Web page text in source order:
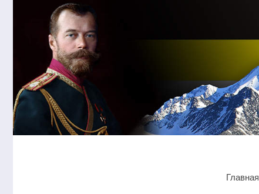
Главная